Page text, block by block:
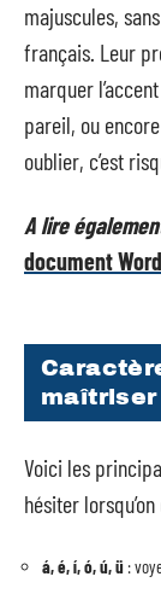
majuscules,
français. Leur
marquer
pareil, ou
oublier, c’est
A lire
document
maîtriser
Voici les
hésiter
á, é, í, ó, ú, ü :